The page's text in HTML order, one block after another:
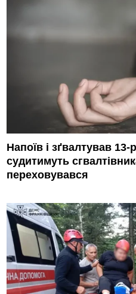
Напоїв і зґвалтував 13-
судитимуть
переховувався